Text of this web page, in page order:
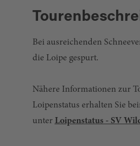
Bei ausreichenden
die Loipe gespurt.
Nähere Informationen zur
Loipenstatus erhalten Sie
unter Loipenstatus - SV